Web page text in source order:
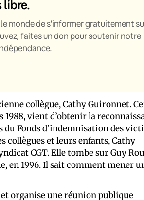
libre.
monde de s’informer gratuitement
faites un don pour soutenir notre
collègue, Cathy Guironnet.
vient d’obtenir la
du Fonds d’indemnisation des
collègues et leurs enfants, Cathy
CGT. Elle tombe sur Guy
en 1996. Il sait comment mener
et organise une réunion publique